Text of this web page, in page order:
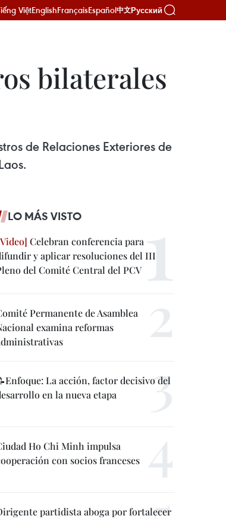
ViệtEnglishFrançaisEspañol中文Русский
bilaterales
de Relaciones Exteriores de
LO MÁS VISTO
Celebran conferencia para
y aplicar resoluciones del III
del Comité Central del PCV
Permanente de Asamblea
examina reformas
La acción, factor decisivo del
en la nueva etapa
Ho Chi Minh impulsa
con socios franceses
partidista aboga por fortalecer